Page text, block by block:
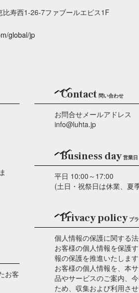
比寿西1-26-7ファブールエビス1F
global/jp
お客
Contact 問い合わせ
お問合せメールアドレス
info@luhta.jp
Business day 営業
平日 10:00～17:00
(土日・祝祭日は休業、夏
Privacy policy プ
個人情報の保護に関する
お客様の個人情報を保護
報の保護を推進いたしま
お客様の個人情報を、本
品やサービスのご案内、
ため、収集および利用さ